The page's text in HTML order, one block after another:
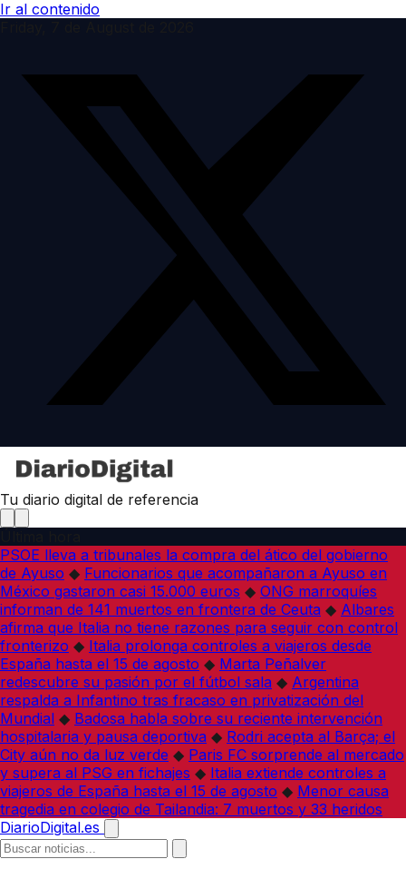
Ir al contenido
Tu diario digital de referencia
PSOE lleva a tribunales la compra del ático del gobierno
de Ayuso ◆ Funcionarios que acompañaron a Ayuso en
México gastaron casi 15.000 euros ◆ ONG marroquíes
informan de 141 muertos en frontera de Ceuta ◆ Albares
afirma que Italia no tiene razones para seguir con control
fronterizo ◆ Italia prolonga controles a viajeros desde
España hasta el 15 de agosto ◆ Marta Peñalver
redescubre su pasión por el fútbol sala ◆ Argentina
respalda a Infantino tras fracaso en privatización del
Mundial ◆ Badosa habla sobre su reciente intervención
hospitalaria y pausa deportiva ◆ Rodri acepta al Barça; el
City aún no da luz verde ◆ Paris FC sorprende al mercado
y supera al PSG en fichajes ◆ Italia extiende controles a
viajeros de España hasta el 15 de agosto ◆ Menor causa
tragedia en colegio de Tailandia: 7 muertos y 33 heridos
DiarioDigital.es